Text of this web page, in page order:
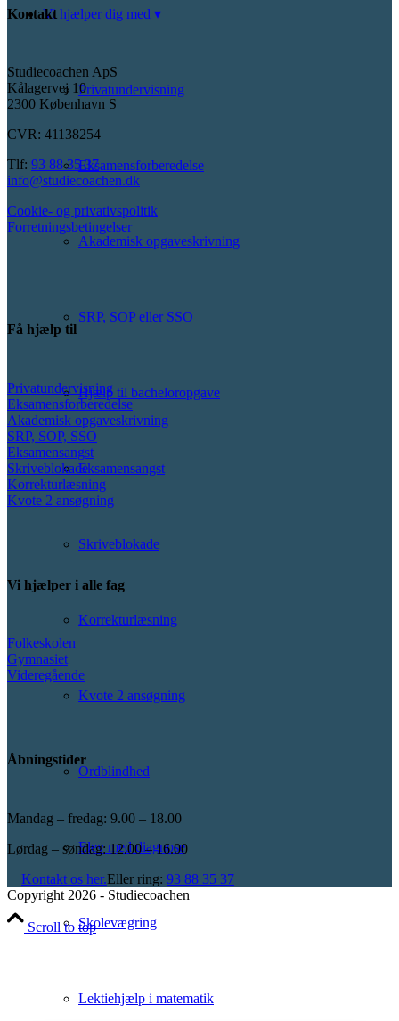
Vi hjælper dig med ▾
Privatundervisning
Eksamensforberedelse
Akademisk opgaveskrivning
SRP, SOP eller SSO
Hjælp til bacheloropgave
Eksamensangst
Skriveblokade
Korrekturlæsning
Kvote 2 ansøgning
Ordblindhed
Elev med diagnose
Skolevægring
Lektiehjælp i matematik
Kontakt
Studiecoachen ApS
Kålagervej 10
2300 København S
CVR: 41138254
Tlf: 93 88 35 37
info@studiecoachen.dk
Cookie- og privativspolitik
Forretningsbetingelser
Få hjælp til
Privatundervisning
Eksamensforberedelse
Akademisk opgaveskrivning
SRP, SOP, SSO
Eksamensangst
Skriveblokade
Korrekturlæsning
Kvote 2 ansøgning
Vi hjælper i alle fag
Folkeskolen
Gymnasiet
Videregående
Åbningstider
Mandag – fredag: 9.00 – 18.00
Lørdag – søndag: 12.00 – 16.00
Kontakt os her.Eller ring: 93 88 35 37
Copyright 2026 - Studiecoachen
Scroll to top